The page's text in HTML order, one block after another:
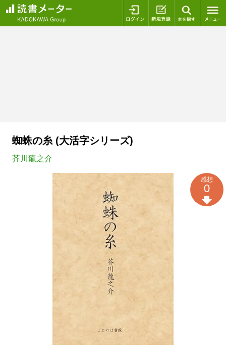
ログイン 新規登録
蜘蛛の糸 (大活字シリーズ)
芥川龍之介
感想
0